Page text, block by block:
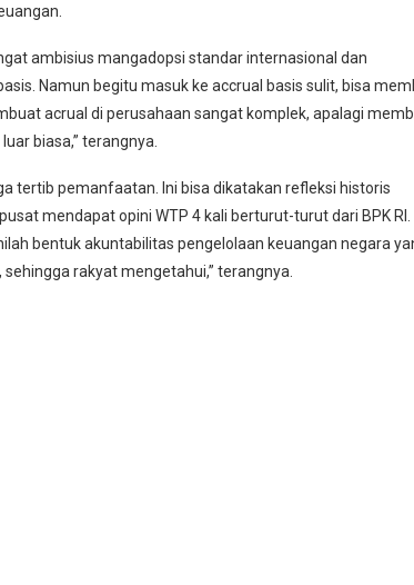
ambisius mangadopsi standar internasional dan
Namun begitu masuk ke accrual basis sulit, bisa
acrual di perusahaan sangat komplek, apalagi
biasa,” terangnya.
tertib pemanfaatan. Ini bisa dikatakan refleksi historis
mendapat opini WTP 4 kali berturut-turut dari BPK RI.
bentuk akuntabilitas pengelolaan keuangan negara
rakyat mengetahui,” terangnya.